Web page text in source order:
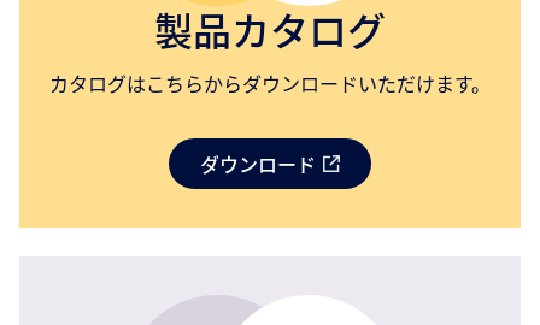
製品カタログ
カタログはこちらからダウンロードいただけます。
ダウンロード